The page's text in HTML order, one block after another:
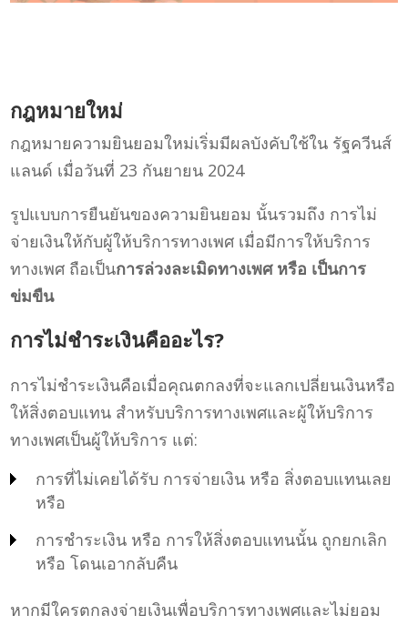
กฎหมายใหม่
กฎหมายความยินยอมใหม่เริ่มมีผลบังคับใช้ใน รัฐควีนส์
แลนด์ เมื่อวันที่ 23 กันยายน 2024
รูปแบบการยืนยันของความยินยอม นั้นรวมถึง การไม่
จ่ายเงินให้กับผู้ให้บริการทางเพศ เมื่อมีการให้บริการ
ทางเพศ ถือเป็นการล่วงละเมิดทางเพศ หรือ เป็นการ
ข่มขืน
การไม่ชำระเงินคืออะไร?
การไม่ชำระเงินคือเมื่อคุณตกลงที่จะแลกเปลี่ยนเงินหรือ
ให้สิ่งตอบแทน สำหรับบริการทางเพศและผู้ให้บริการ
ทางเพศเป็นผู้ให้บริการ แต่:
การที่ไม่เคยได้รับ การจ่ายเงิน หรือ สิ่งตอบแทนเลย
หรือ
การชำระเงิน หรือ การให้สิ่งตอบแทนนั้น ถูกยกเลิก
หรือ โดนเอากลับคืน
หากมีใครตกลงจ่ายเงินเพื่อบริการทางเพศและไม่ยอม